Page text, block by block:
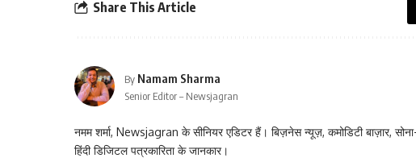
Share This Article
By Namam Sharma
Senior Editor – Newsjagran
नमम शर्मा, Newsjagran के सीनियर एडिटर हैं। बिज़नेस न्यूज़, कमोडिटी बाज़ार,
हिंदी डिजिटल पत्रकारिता के जानकार।